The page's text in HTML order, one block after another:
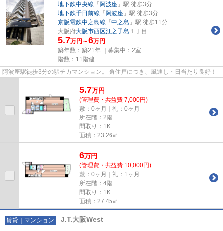
地下鉄中央線 「 阿波座 」駅 徒歩3分
地下鉄千日前線 「 阿波座 」駅 徒歩3分
京阪電鉄中之島線 「 中之島 」駅 徒歩11分
大阪府大阪市西区江之子島 １丁目
5.7万円～6万円
築年数：築21年 ｜募集中： 2室
階数：11階建
阿波座駅徒歩3分の駅チカマンション。 角住戸につき、風通し・日当たり良好！
5.7万円
(管理費・共益費 7,000円)
敷：0ヶ月｜礼：0ヶ月
所在階：2階
間取り：1K
面積：23.26㎡
6万円
(管理費・共益費 10,000円)
敷：0ヶ月｜礼：1ヶ月
所在階：4階
間取り：1K
面積：27.45㎡
賃貸｜マンション J.T.大阪West